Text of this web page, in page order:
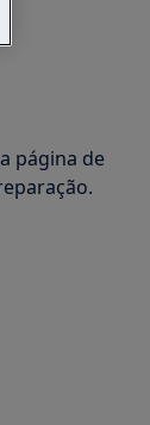
página de